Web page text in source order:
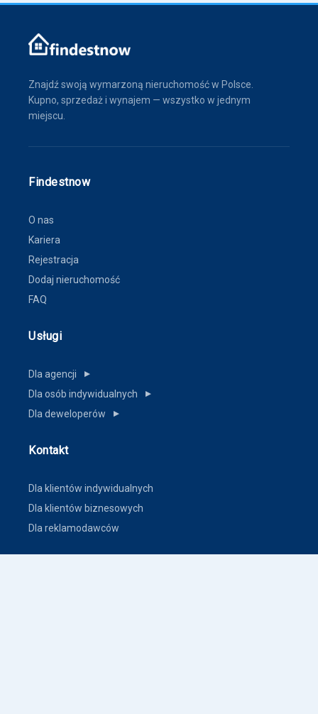
Znajdź swoją wymarzoną nieruchomość w Polsce.
Kupno, sprzedaż i wynajem — wszystko w jednym
miejscu.
Findestnow
O nas
Kariera
Rejestracja
Dodaj nieruchomość
FAQ
Usługi
Dla agencji ▼
Dla osób indywidualnych ▼
Dla deweloperów ▼
Kontakt
Dla klientów indywidualnych
Dla klientów biznesowych
Dla reklamodawców